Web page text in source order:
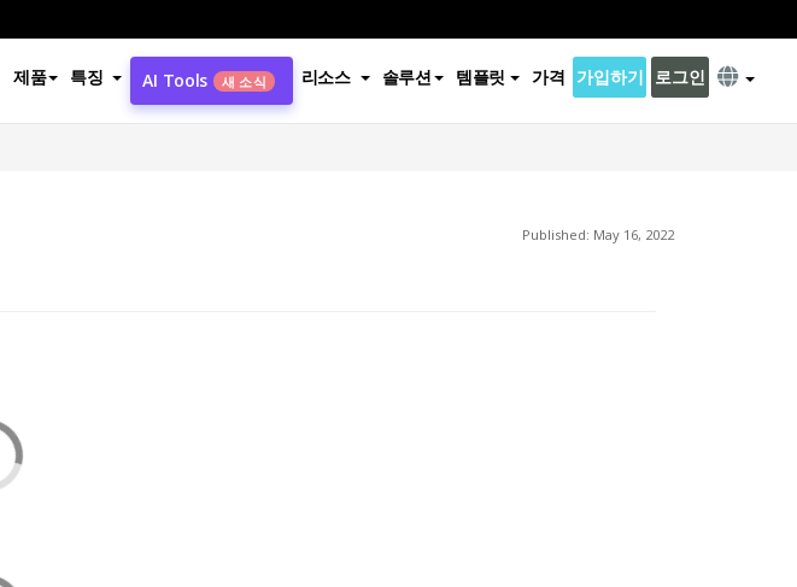
제품 특징 AI Tools 새 소식 리소스 솔루션 템플릿 가격 가입하기 로그인
Published: May 16, 2022